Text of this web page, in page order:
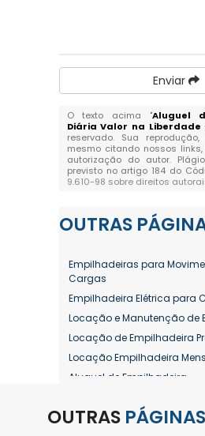
Enviar
O texto acima "Aluguel
Diária Valor na Liberdade
reservado. Sua
mesmo citando nossos
autorização do autor.
previsto no artigo 184 do
9.610-98 sobre direitos
OUTRAS
Empilhadeiras para
Cargas
Empilhadeira Elétrica para
Locação e Manutenção de
Locação de Empilhadeira
Locação Empilhadeira
Aluguel de Empilhadeira
Aluguel de Empilhadeira
OUTRAS PÁGINAS